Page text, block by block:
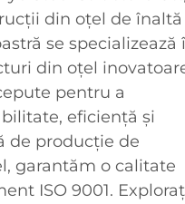
din oțel de înaltă
se specializează
din oțel
pentru a
eficiență și
de producție de
garantăm o calitate
ISO 9001.